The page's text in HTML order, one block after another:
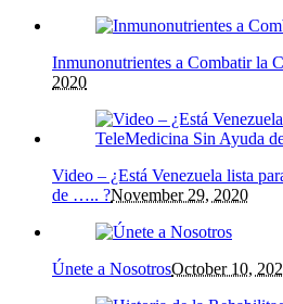
Inmunonutrientes a Combatir la
2020
Video – ¿Está Venezuela lista
de ….. ?November 29, 2020
Únete a NosotrosOctober 10,